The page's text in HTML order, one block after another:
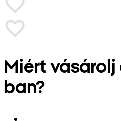
Miért
ban?